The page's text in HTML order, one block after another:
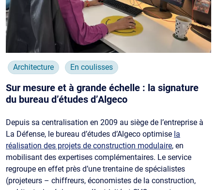
Architecture En coulisses
Sur mesure et à grande échelle : la signature
du bureau d’études d’Algeco
Depuis sa centralisation en 2009 au siège de l’entreprise à
La Défense, le bureau d’études d’Algeco optimise la
réalisation des projets de construction modulaire, en
mobilisant des expertises complémentaires. Le service
regroupe en effet près d’une trentaine de spécialistes
(projeteurs – chiffreurs, économistes de la construction,